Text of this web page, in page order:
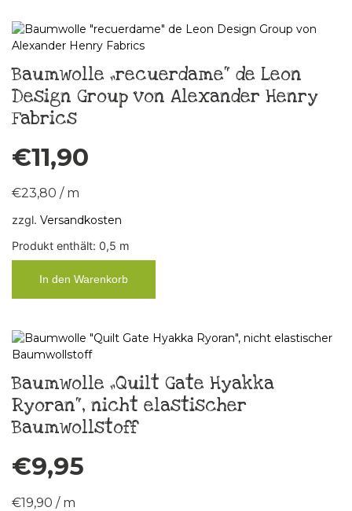
Baumwolle „recuerdame“ de Leon
Design Group von Alexander Henry
Fabrics
€11,90
€23,80 / m
zzgl. Versandkosten
Produkt enthält: 0,5 m
In den Warenkorb
Baumwolle „Quilt Gate Hyakka
Ryoran“, nicht elastischer
Baumwollstoff
€9,95
€19,90 / m